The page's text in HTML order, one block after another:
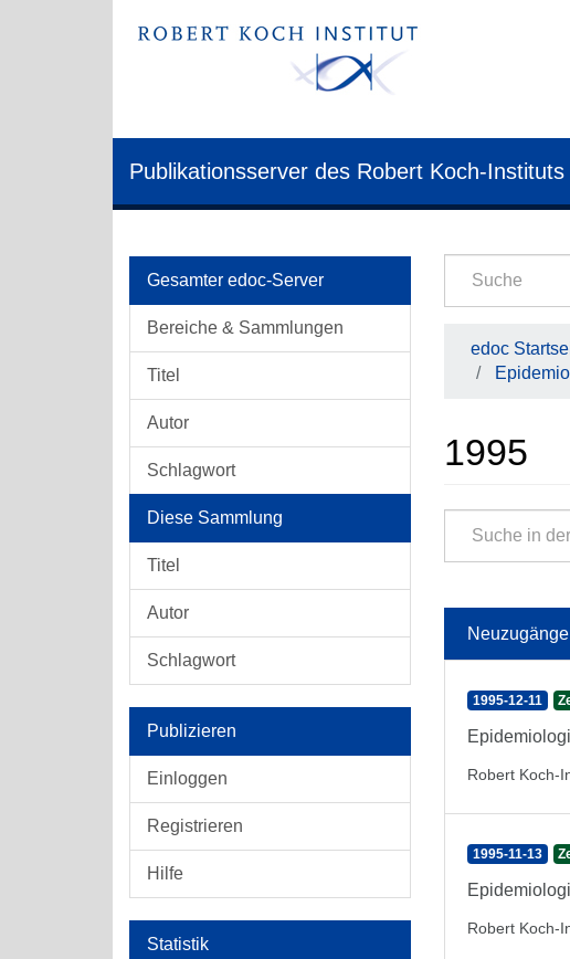
Publikationsserver des Robert Koch-Instituts
Gesamter edoc-Server
Bereiche & Sammlungen
Titel
Autor
Schlagwort
Diese Sammlung
Titel
Autor
Schlagwort
Publizieren
Einloggen
Registrieren
Hilfe
Statistik
edoc
1995
Neuzugänge
1995-12-11
Robert Koch-
1995-11-13
Robert Koch-